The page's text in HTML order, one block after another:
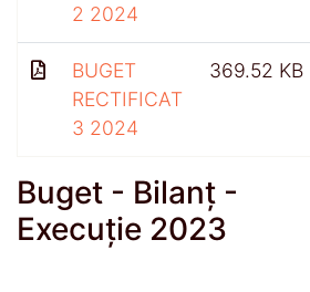
2 2024
BUGET
RECTIFICAT
3 2024
369.52 KB
Buget - Bilanț -
Execuție 2023